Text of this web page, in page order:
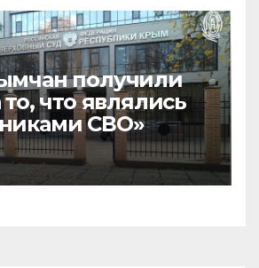
получили
что являлись
СВО»